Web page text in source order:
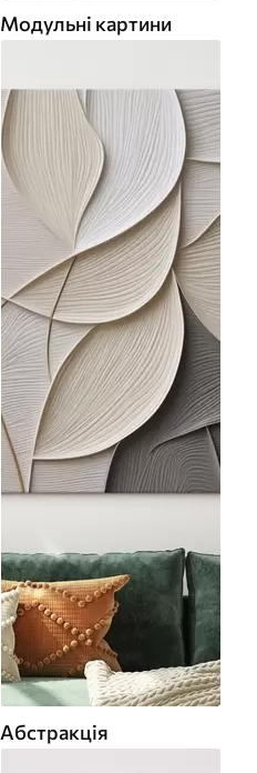
Модульні картини
Абстракція